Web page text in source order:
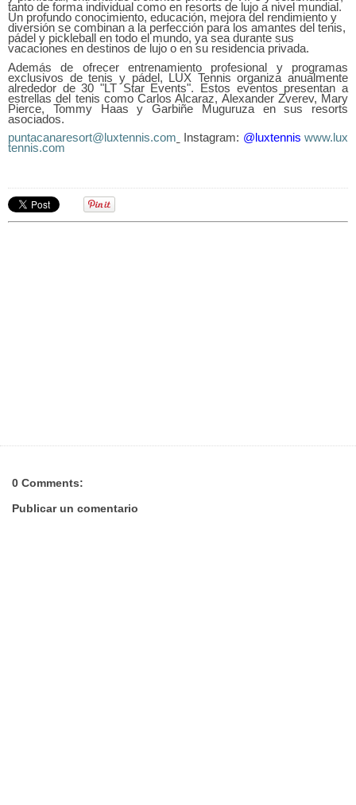
tanto de forma individual como en resorts de lujo a nivel mundial.
Un profundo conocimiento, educación, mejora del rendimiento y
diversión se combinan a la perfección para los amantes del tenis,
pádel y pickleball en todo el mundo, ya sea durante sus
vacaciones en destinos de lujo o en su residencia privada.
Además de ofrecer entrenamiento profesional y programas
exclusivos de tenis y pádel, LUX Tennis organiza anualmente
alrededor de 30 "LT Star Events". Estos eventos presentan a
estrellas del tenis como Carlos Alcaraz, Alexander Zverev, Mary
Pierce, Tommy Haas y Garbiñe Muguruza en sus resorts
asociados.
puntacanaresort@luxtennis.com
Instagram: @luxtennis www.lux
tennis.com
0 Comments:
Publicar un comentario